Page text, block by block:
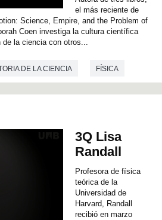
el más reciente de
Science, Empire, and the Problem of
Coen investiga la cultura científica
la ciencia con otros...
DE LA CIENCIA FÍSICA
ECOLOGÍA
3Q Lisa
Randall
Profesora de física
teórica de la
Universidad de
Harvard, Randall
recibió en marzo